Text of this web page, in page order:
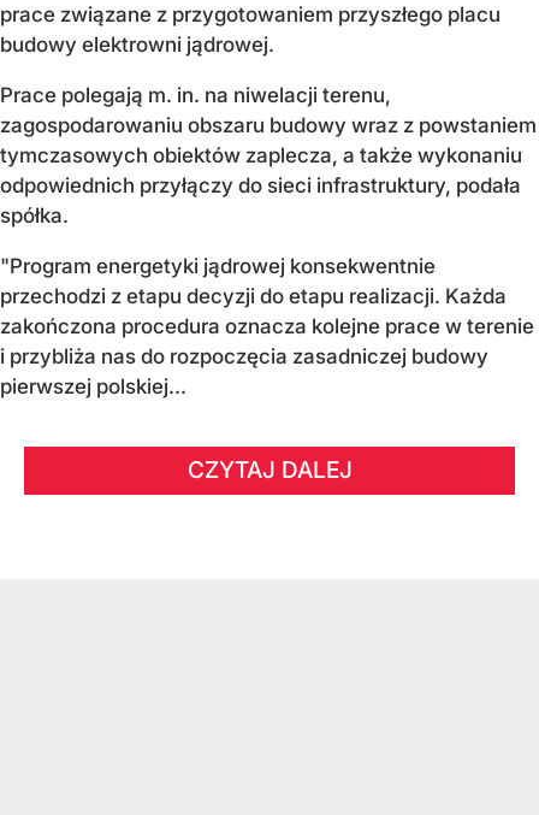
prace związane z przygotowaniem przyszłego placu
budowy elektrowni jądrowej.
Prace polegają m. in. na niwelacji terenu,
zagospodarowaniu obszaru budowy wraz z powstaniem
tymczasowych obiektów zaplecza, a także wykonaniu
odpowiednich przyłączy do sieci infrastruktury, podała
spółka.
"Program energetyki jądrowej konsekwentnie
przechodzi z etapu decyzji do etapu realizacji. Każda
zakończona procedura oznacza kolejne prace w terenie
i przybliża nas do rozpoczęcia zasadniczej budowy
pierwszej polskiej...
CZYTAJ DALEJ